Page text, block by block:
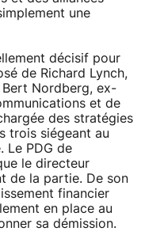
une
décisif pour
de Richard Lynch,
Nordberg, ex-
et de
des stratégies
trois siégeant au
Le PDG de
le directeur
de la partie. De son
financier
en place au
sa démission.